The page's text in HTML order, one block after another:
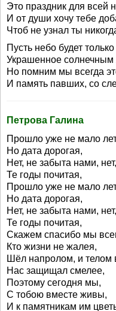
Это праздник для всей
И от души хочу тебе
Чтоб не узнал ты
Пусть небо будет
Украшенное солнечным
Но помним мы всегда
И память павших, со
Петрова Галина
Прошло уже не мало
Но дата дорогая,
Нет, не забыта нами, нет,
Те годы почитая,
Прошло уже не мало
Но дата дорогая,
Нет, не забыта нами, нет,
Те годы почитая,
Скажем спасибо мы
Кто жизни не жалея,
Шёл напролом, и телом
Нас защищал смелее,
Поэтому сегодня мы,
С тобою вместе живы,
И к памятникам им